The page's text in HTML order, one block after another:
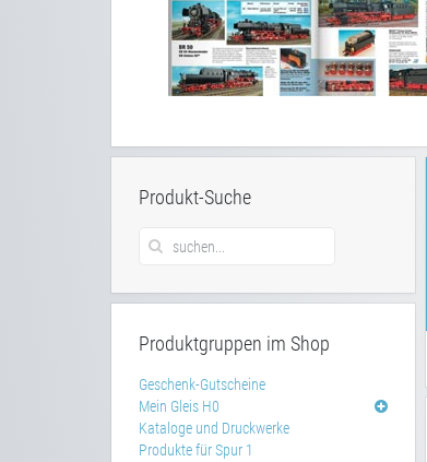
Produkt-Suche
Produktgruppen im Shop
Geschenk-Gutscheine
Mein Gleis H0
Kataloge und Druckwerke
Produkte für Spur 1